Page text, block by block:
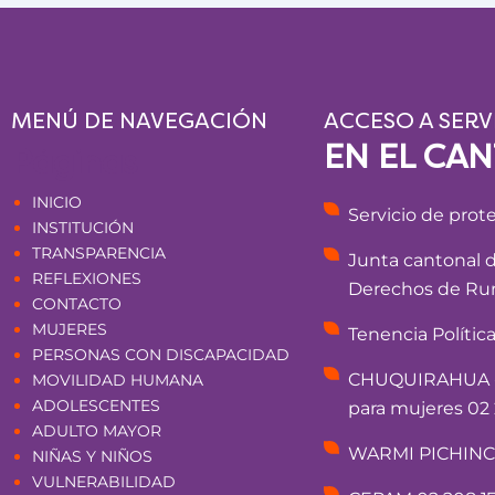
MENÚ DE NAVEGACIÓN
INICIO
INSTITUCIÓN
TRANSPARENCIA
REFLEXIONES
CONTACTO
MUJERES
PERSONAS CON DISCAPACIDAD
MOVILIDAD HUMANA
ADOLESCENTES
ADULTO MAYOR
NIÑAS Y NIÑOS
VULNERABILIDAD
ACCESO A
EN EL
Servicio de
Junta cantonal
Derechos de
Tenencia
para mujeres 02
WARMI